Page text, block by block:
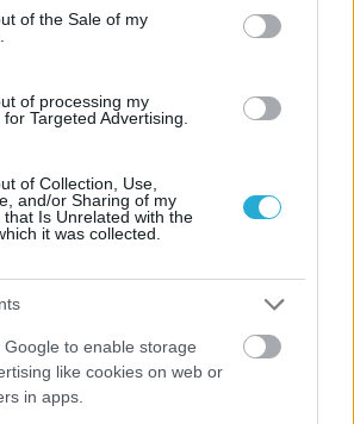
of the Sale of my
of processing my
Targeted Advertising.
of Collection, Use,
and/or Sharing of my
that Is Unrelated with the
it was collected.
Google to enable storage
like cookies on web or
in apps.
Δεναξάς άμεσος συνεργάτης του
προς τιμήν του Ισίδωρου Κούβελου
ομάδων